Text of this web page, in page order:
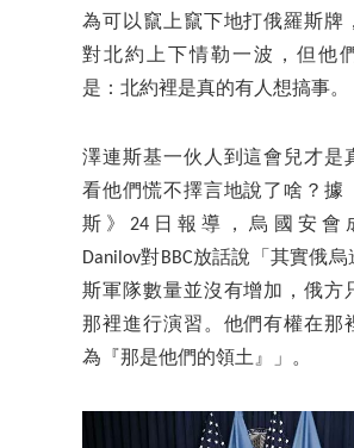
為可以竄上竄下地打俄羅斯牌
對北約上下情勒一波，但他
是：北約裡是真的有人想搞事。
澤連斯基一伙人到這會兒才是
看他們慌不擇言地說了啥？據
斯》24日報導，烏國安會
Danilov對BBC放話說「其實俄
斯軍隊數量並沒有增加，俄方
那裡進行演習。他們有權在那
為『那是他們的領土』」。